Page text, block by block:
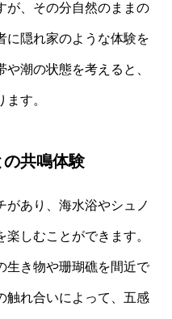
が、その分自然のままの
に隠れ家のような体験を
潮の状態を考えると、
す。
共鳴体験
があり、海水浴やシュノ
しむことができます。
生き物や珊瑚礁を間近で
触れ合いによって、五感